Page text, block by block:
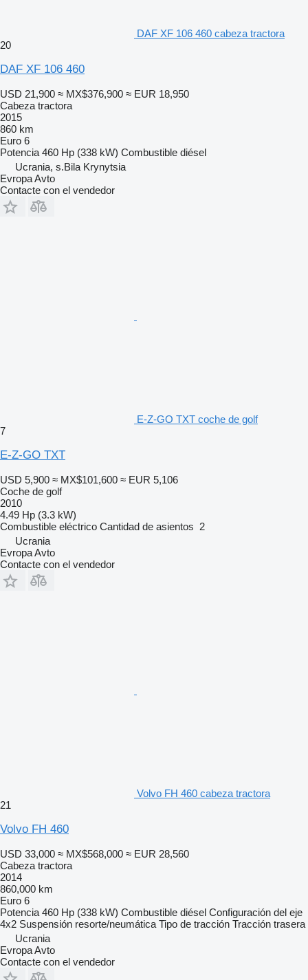
DAF XF 106 460 cabeza tractora
20
DAF XF 106 460
USD 21,900 ≈ MX$376,900 ≈ EUR 18,950
Cabeza tractora
2015
860 km
Euro 6
Potencia 460 Hp (338 kW) Combustible diésel
Ucrania, s.Bila Krynytsia
Evropa Avto
Contacte con el vendedor
E-Z-GO TXT coche de golf
7
E-Z-GO TXT
USD 5,900 ≈ MX$101,600 ≈ EUR 5,106
Coche de golf
2010
4.49 Hp (3.3 kW)
Combustible eléctrico Cantidad de asientos 2
Ucrania
Evropa Avto
Contacte con el vendedor
Volvo FH 460 cabeza tractora
21
Volvo FH 460
USD 33,000 ≈ MX$568,000 ≈ EUR 28,560
Cabeza tractora
2014
860,000 km
Euro 6
Potencia 460 Hp (338 kW) Combustible diésel Configuración del eje
4x2 Suspensión resorte/neumática Tipo de tracción Tracción trasera
Ucrania
Evropa Avto
Contacte con el vendedor